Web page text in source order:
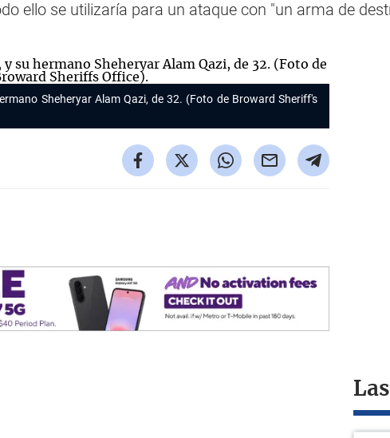
ello se utilizaría para un ataque con "un arma de
Sheheryar Alam Qazi, de 32. (Foto de Broward Sheriff's